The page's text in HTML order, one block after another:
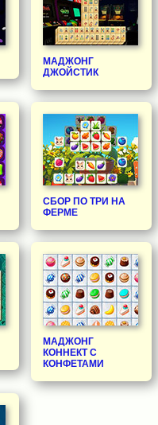
МАДЖОНГ
ДЖОЙСТИК
СБОР ПО ТРИ НА
ФЕРМЕ
МАДЖОНГ
КОННЕКТ С
КОНФЕТАМИ